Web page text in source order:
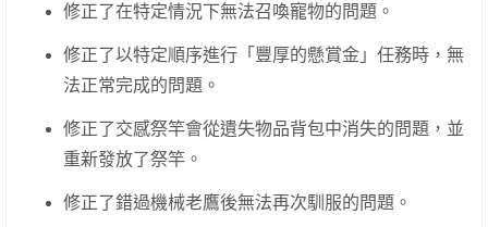
修正了在特定情況下無法召喚寵物的問題。
修正了以特定順序進行「豐厚的懸賞金」任務時，無
法正常完成的問題。
修正了交感祭竿會從遺失物品背包中消失的問題，並
重新發放了祭竿。
修正了錯過機械老鷹後無法再次馴服的問題。